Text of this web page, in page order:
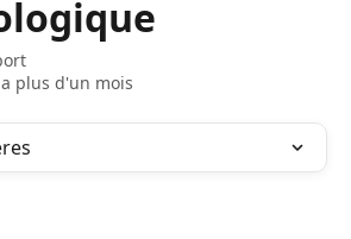
plus d'un mois